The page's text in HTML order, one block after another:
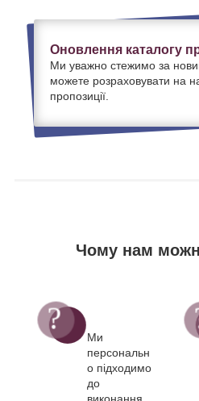
Оновлення каталогу
Ми уважно стежимо за
можете розраховувати на
пропозиції.
Чому нам
Ми
персональн
о підходимо
до